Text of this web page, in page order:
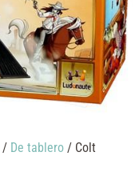
/ De tablero / Colt